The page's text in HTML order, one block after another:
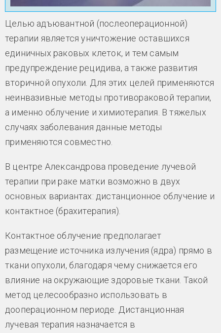
Целью адъювантной (послеоперационной)
терапии является уничтожение оставшихся
единичных раковых клеток, и тем самым
предупреждение рецидива, а также развития
вторичной опухоли. Для этих целей применяются
неинвазивные методы противораковой терапии,
а именно облучение и химиотерапия. В тяжелых
случаях заболевания данные методы
применяются совместно.
В центре Александрова проведение лучевой
терапии при раке матки возможно в двух
основных вариантах: дистанционное облучение и
контактное (брахитерапия).
Контактное облучение предполагает
размещение источника излучения (ядра) прямо в
ткани опухоли, благодаря чему снижается его
влияние на окружающие здоровые ткани. Такой
метод целесообразно использовать в
дооперационном периоде. Дистанционная
лучевая терапия назначается в